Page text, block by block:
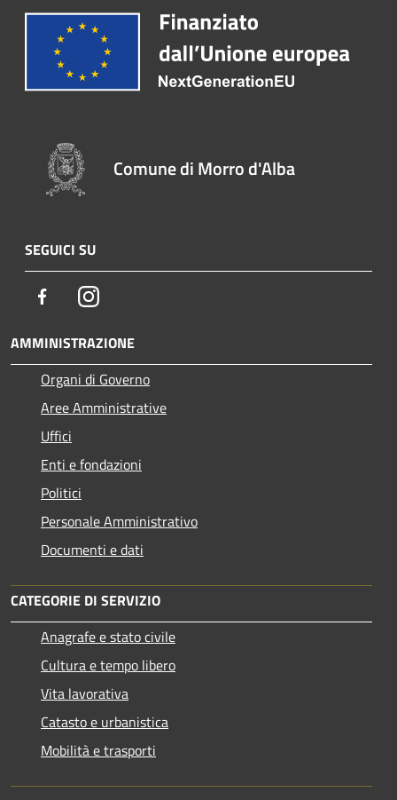
Comune di Morro d'Alba
SEGUICI SU
FacebookInstagram
AMMINISTRAZIONE
Organi di Governo
Aree Amministrative
Uffici
Enti e fondazioni
Politici
Personale Amministrativo
Documenti e dati
CATEGORIE DI SERVIZIO
Anagrafe e stato civile
Cultura e tempo libero
Vita lavorativa
Catasto e urbanistica
Mobilità e trasporti